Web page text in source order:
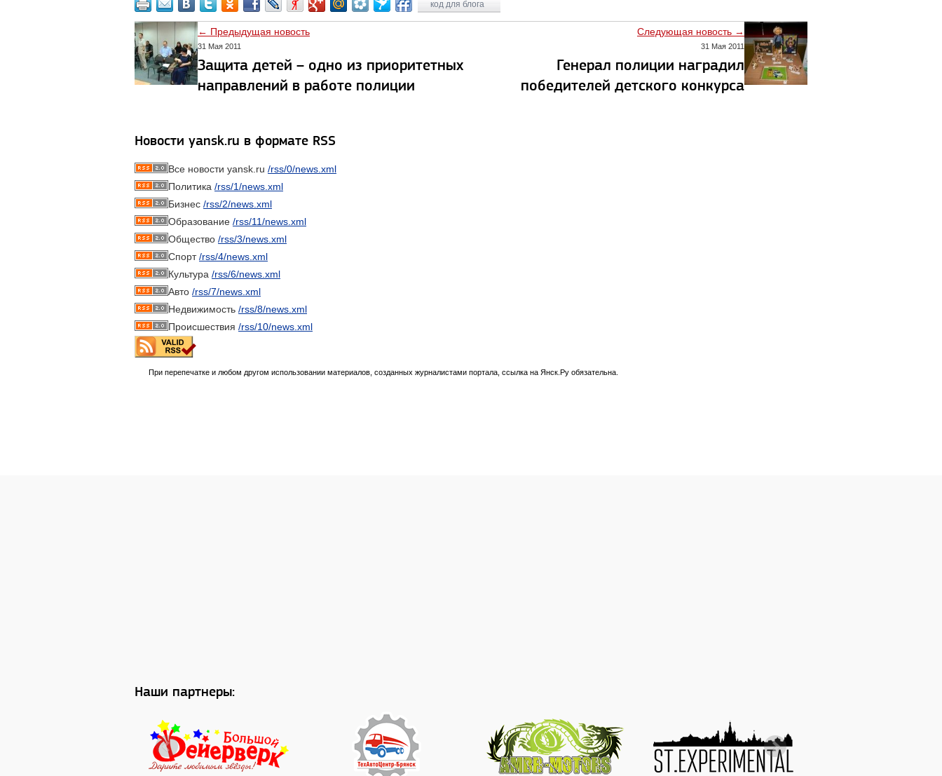
код для блога
← Предыдущая новость
31 Мая 2011
Защита детей – одно из приоритетных
направлений в работе полиции
Следующая новость →
31 Мая 2011
Генерал полиции наградил
победителей детского конкурса
Новости yansk.ru в формате RSS
Все новости yansk.ru /rss/0/news.xml
Политика /rss/1/news.xml
Бизнес /rss/2/news.xml
Образование /rss/11/news.xml
Общество /rss/3/news.xml
Спорт/rss/4/news.xml
Культура /rss/6/news.xml
Авто /rss/7/news.xml
Недвижимость /rss/8/news.xml
Происшествия /rss/10/news.xml
При перепечатке и любом другом использовании материалов, созданных журналистами портала, ссылка на Янск.Ру обязательна.
Наши партнеры: